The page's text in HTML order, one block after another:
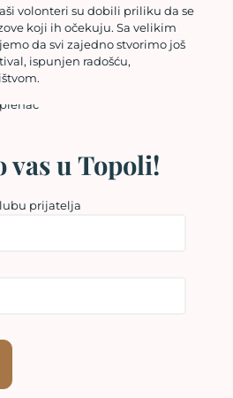
volonteri su dobili priliku da se
koji ih očekuju. Sa velikim
da svi zajedno stvorimo još
ispunjen radošću,
vas u Topoli!
prijatelja